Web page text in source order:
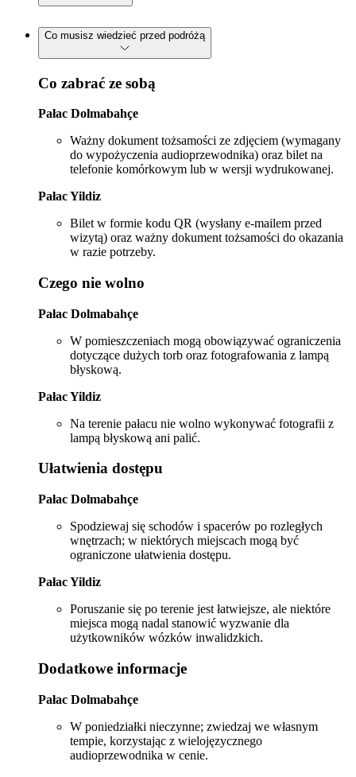
Co musisz wiedzieć przed podróżą
Co zabrać ze sobą
Pałac Dolmabahçe
Ważny dokument tożsamości ze zdjęciem (wymagany
do wypożyczenia audioprzewodnika) oraz bilet na
telefonie komórkowym lub w wersji wydrukowanej.
Pałac Yildiz
Bilet w formie kodu QR (wysłany e-mailem przed
wizytą) oraz ważny dokument tożsamości do okazania
w razie potrzeby.
Czego nie wolno
Pałac Dolmabahçe
W pomieszczeniach mogą obowiązywać ograniczenia
dotyczące dużych torb oraz fotografowania z lampą
błyskową.
Pałac Yildiz
Na terenie pałacu nie wolno wykonywać fotografii z
lampą błyskową ani palić.
Ułatwienia dostępu
Pałac Dolmabahçe
Spodziewaj się schodów i spacerów po rozległych
wnętrzach; w niektórych miejscach mogą być
ograniczone ułatwienia dostępu.
Pałac Yildiz
Poruszanie się po terenie jest łatwiejsze, ale niektóre
miejsca mogą nadal stanowić wyzwanie dla
użytkowników wózków inwalidzkich.
Dodatkowe informacje
Pałac Dolmabahçe
W poniedziałki nieczynne; zwiedzaj we własnym
tempie, korzystając z wielojęzycznego
audioprzewodnika w cenie.